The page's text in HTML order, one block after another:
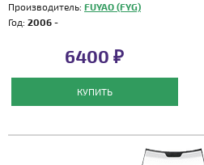
Производитель: FUYAO (FYG)
Год: 2006 -
6400 ₽
КУПИТЬ